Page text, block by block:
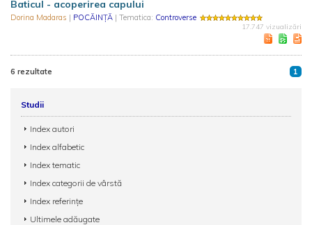
Baticul - acoperirea capului
Dorina Madaras | POCĂINȚĂ | Tematica: Controverse
17.747 vizualizări
6 rezultate 1
Studii
Index autori
Index alfabetic
Index tematic
Index categorii de vârstă
Index referințe
Ultimele adăugate